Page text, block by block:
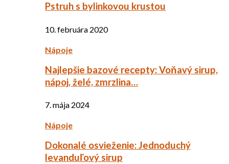
Pstruh s bylinkovou krustou
10. februára 2020
Nápoje
Najlepšie bazové recepty: Voňavý sirup,
nápoj, želé, zmrzlina…
7. mája 2024
Nápoje
Dokonalé osvieženie: Jednoduchý
levanduľový sirup